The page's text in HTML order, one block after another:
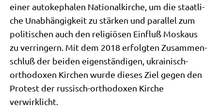
einer auto­ke­pha­len Natio­nal­kir­che, um die staat­li­
che Unab­hän­gig­keit zu stär­ken und par­al­lel zum
poli­ti­schen auch den reli­giö­sen Ein­fluß Mos­kaus
zu ver­rin­gern. Mit dem 2018 erfolg­ten Zusam­men­
schluß der bei­den eigen­stän­di­gen, ukrai­nisch-
ortho­do­xen Kir­chen wur­de die­ses Ziel gegen den
Pro­test der rus­sisch-ortho­do­xen Kir­che
verwirklicht.